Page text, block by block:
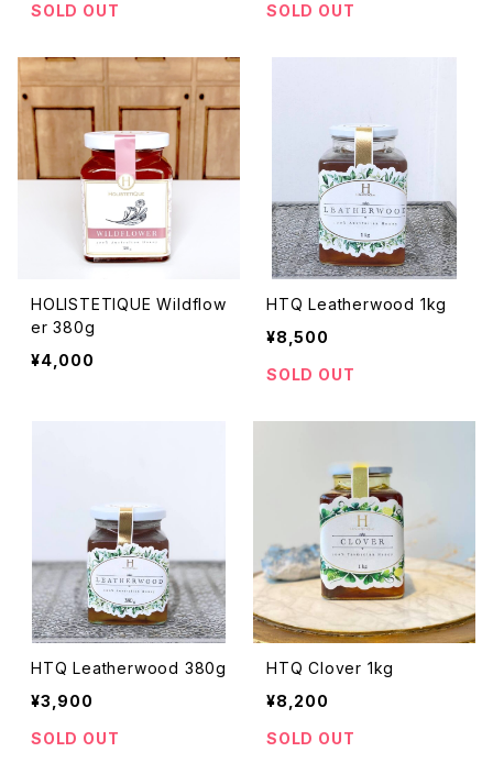
SOLD OUT
SOLD OUT
HOLISTETIQUE Wildflow
er 380g
¥4,000
HTQ Leatherwood 1kg
¥8,500
SOLD OUT
HTQ Leatherwood 380g
¥3,900
SOLD OUT
HTQ Clover 1kg
¥8,200
SOLD OUT